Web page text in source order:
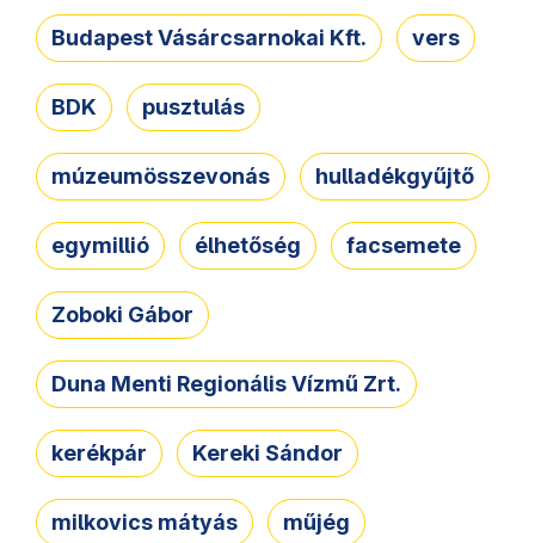
Budapest Vásárcsarnokai Kft. vers
BDK pusztulás
múzeumösszevonás hulladékgyűjtő
egymillió élhetőség facsemete
Zoboki Gábor
Duna Menti Regionális Vízmű Zrt.
kerékpár Kereki Sándor
milkovics mátyás műjég